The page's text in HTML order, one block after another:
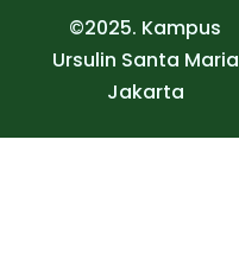
©2025. Kampus
Ursulin Santa Maria
Jakarta